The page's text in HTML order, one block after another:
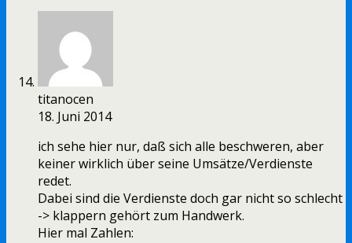
titanocen
18. Juni 2014
ich sehe hier nur, daß sich alle beschweren, aber
keiner wirklich über seine Umsätze/Verdienste
redet.
Dabei sind die Verdienste doch gar nicht so schlecht
-> klappern gehört zum Handwerk.
Hier mal Zahlen: